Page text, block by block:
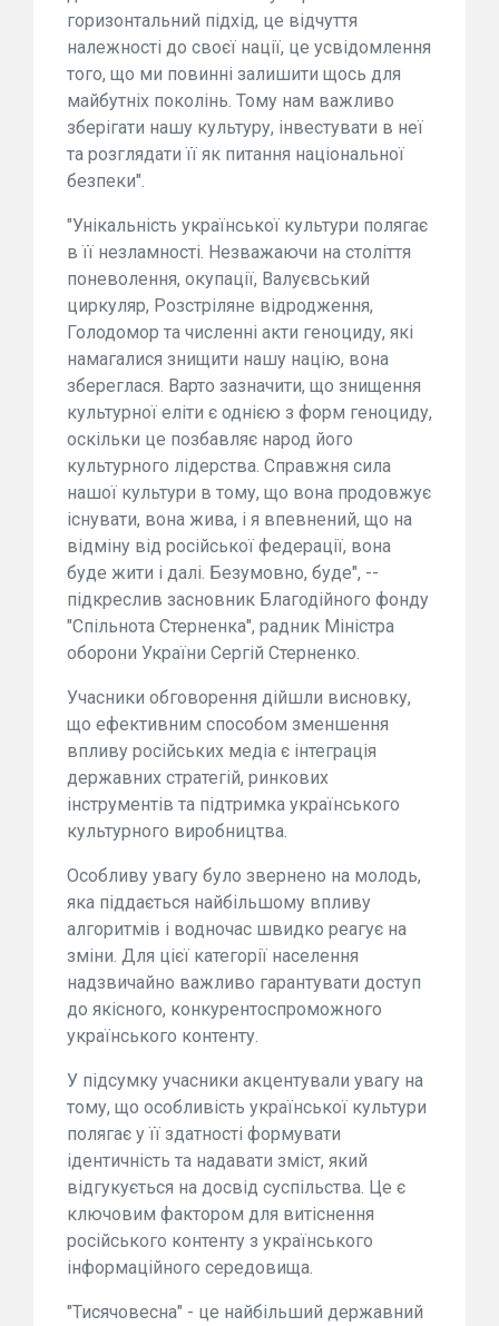
горизонтальний підхід, це відчуття
належності до своєї нації, це усвідомлення
того, що ми повинні залишити щось для
майбутніх поколінь. Тому нам важливо
зберігати нашу культуру, інвестувати в неї
та розглядати її як питання національної
безпеки".
"Унікальність української культури полягає
в її незламності. Незважаючи на століття
поневолення, окупації, Валуєвський
циркуляр, Розстріляне відродження,
Голодомор та численні акти геноциду, які
намагалися знищити нашу націю, вона
збереглася. Варто зазначити, що знищення
культурної еліти є однією з форм геноциду,
оскільки це позбавляє народ його
культурного лідерства. Справжня сила
нашої культури в тому, що вона продовжує
існувати, вона жива, і я впевнений, що на
відміну від російської федерації, вона
буде жити і далі. Безумовно, буде", --
підкреслив засновник Благодійного фонду
"Спільнота Стерненка", радник Міністра
оборони України Сергій Стерненко.
Учасники обговорення дійшли висновку,
що ефективним способом зменшення
впливу російських медіа є інтеграція
державних стратегій, ринкових
інструментів та підтримка українського
культурного виробництва.
Особливу увагу було звернено на молодь,
яка піддається найбільшому впливу
алгоритмів і водночас швидко реагує на
зміни. Для цієї категорії населення
надзвичайно важливо гарантувати доступ
до якісного, конкурентоспроможного
українського контенту.
У підсумку учасники акцентували увагу на
тому, що особливість української культури
полягає у її здатності формувати
ідентичність та надавати зміст, який
відгукується на досвід суспільства. Це є
ключовим фактором для витіснення
російського контенту з українського
інформаційного середовища.
"Тисячовесна" - це найбільший державний